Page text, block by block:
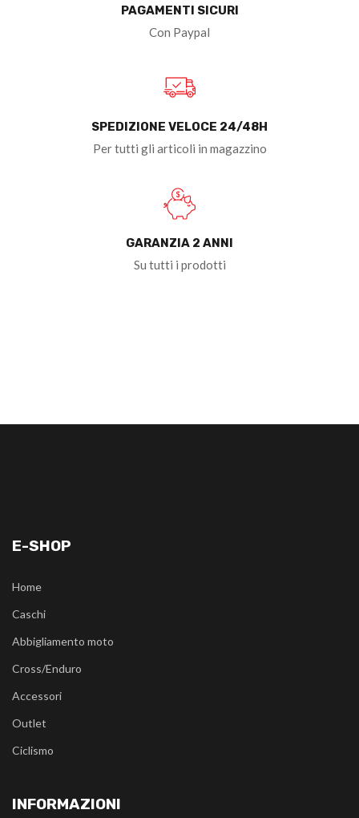
PAGAMENTI SICURI
Con Paypal
SPEDIZIONE VELOCE 24/48H
Per tutti gli articoli in magazzino
GARANZIA 2 ANNI
Su tutti i prodotti
E-SHOP
Home
Caschi
Abbigliamento moto
Cross/Enduro
Accessori
Outlet
Ciclismo
INFORMAZIONI